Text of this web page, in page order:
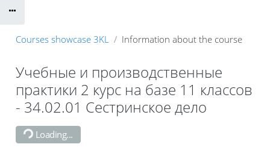
Courses showcase 3KL Information about the course
Учебные и производственные
практики 2 курс на базе 11 классов
- 34.02.01 Сестринское дело
Loading...